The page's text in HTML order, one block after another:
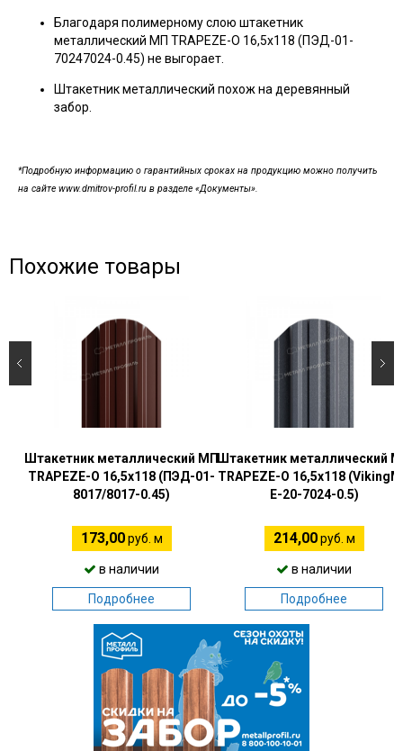
Благодаря полимерному слою штакетник
металлический МП TRAPEZE-O 16,5х118 (ПЭД-01-
70247024-0.45) не выгорает.
Штакетник металлический похож на деревянный
забор.
*Подробную информацию о гарантийных сроках на продукцию можно получить
на сайте www.dmitrov-profil.ru в разделе «Документы».
Похожие товары
Штакетник металлический МП
TRAPEZE-O 16,5х118 (ПЭД-01-
8017/8017-0.45)
173,00руб. м
в наличии
Подробнее
Штакетник металлический
TRAPEZE-O 16,5х118
E-20-7024-0.5)
214,00руб. м
в наличии
Подробнее